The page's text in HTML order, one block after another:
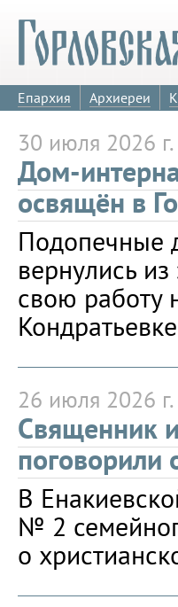
Епархия Архиереи
30 июля 2026 г.
Дом-
освящён в
Подопечные
вернулись
свою работу
26 июля 2026 г.
Священник
поговорили
В
№ 2
о